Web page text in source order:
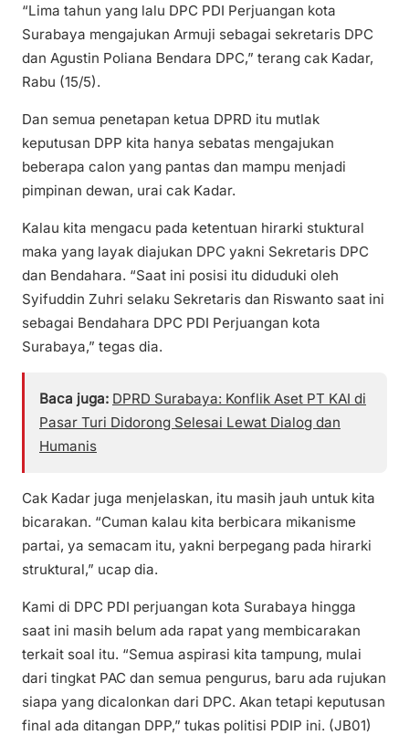
“Lima tahun yang lalu DPC PDI Perjuangan kota
Surabaya mengajukan Armuji sebagai sekretaris DPC
dan Agustin Poliana Bendara DPC,” terang cak Kadar,
Rabu (15/5).
Dan semua penetapan ketua DPRD itu mutlak
keputusan DPP kita hanya sebatas mengajukan
beberapa calon yang pantas dan mampu menjadi
pimpinan dewan, urai cak Kadar.
Kalau kita mengacu pada ketentuan hirarki stuktural
maka yang layak diajukan DPC yakni Sekretaris DPC
dan Bendahara. “Saat ini posisi itu diduduki oleh
Syifuddin Zuhri selaku Sekretaris dan Riswanto saat ini
sebagai Bendahara DPC PDI Perjuangan kota
Surabaya,” tegas dia.
Baca juga: DPRD Surabaya: Konflik Aset PT KAI di
Pasar Turi Didorong Selesai Lewat Dialog dan
Humanis
Cak Kadar juga menjelaskan, itu masih jauh untuk kita
bicarakan. “Cuman kalau kita berbicara mikanisme
partai, ya semacam itu, yakni berpegang pada hirarki
struktural,” ucap dia.
Kami di DPC PDI perjuangan kota Surabaya hingga
saat ini masih belum ada rapat yang membicarakan
terkait soal itu. “Semua aspirasi kita tampung, mulai
dari tingkat PAC dan semua pengurus, baru ada rujukan
siapa yang dicalonkan dari DPC. Akan tetapi keputusan
final ada ditangan DPP,” tukas politisi PDIP ini. (JB01)